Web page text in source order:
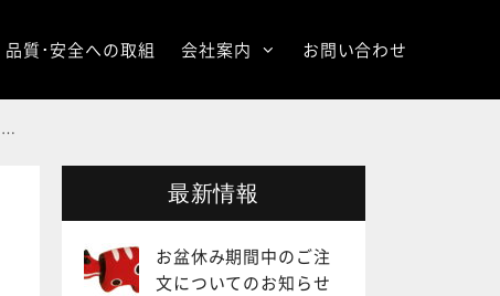
品質･安全への取組 会社案内 お問い合わせ
最新情報
お盆休み期間中のご注
文についてのお知らせ